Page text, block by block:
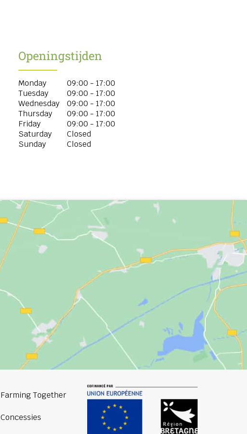
Openingstijden
Monday
09:00 - 17:00
Tuesday
09:00 - 17:00
Wednesday
09:00 - 17:00
Thursday
09:00 - 17:00
Friday
09:00 - 17:00
Saturday
Closed
Sunday
Closed
Farming Together
Concessies